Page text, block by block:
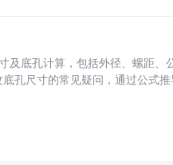
及底孔计算，包括外径、螺距
底孔尺寸的常见疑问，通过公式